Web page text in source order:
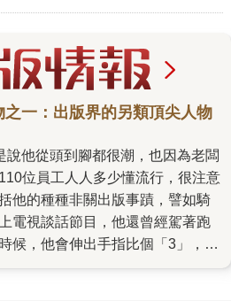
一：出版界的另類頂尖人物
位員工人人多少懂流行，很注意
他的種種非關出版事蹟，譬如騎
電視談話節目，他還曾經駕著跑
候，他會伸出手指比個「3」，小